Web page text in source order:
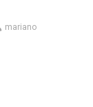
mariano